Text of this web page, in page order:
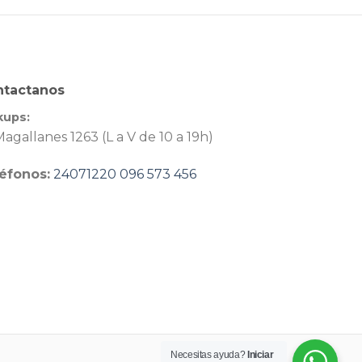
1263 (L a V de 10 a 19h)
24071220 096 573 456
Necesitas ayuda? Iniciar